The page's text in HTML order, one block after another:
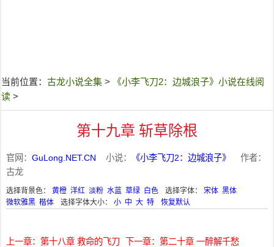
当前位置： 古龙小说全集 >
《小李飞刀2：边城浪子》小说在线阅
读 >
第十九章 斩草除根
官网： GuLong.NET.CN 小说： 《小李飞刀2：边城浪子》
作者：
古龙
选择背景色： 黄橙 洋红 淡粉 水蓝 草绿 白色 选择字体： 宋体 黑体
微软雅黑 楷体 选择字体大小： 小 中 大 特 恢复默认
上一章：第十八章 救命的飞刀 下一章：第二十章 一醉解千愁